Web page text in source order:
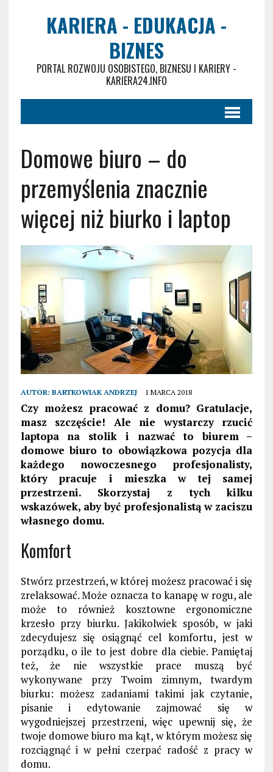
KARIERA - EDUKACJA -
BIZNES
PORTAL ROZWOJU OSOBISTEGO, BIZNESU I KARIERY -
KARIERA24.INFO
Domowe biuro – do
przemyślenia znacznie
więcej niż biurko i laptop
AUTOR: BARTKOWIAK ANDRZEJ 1 MARCA 2018
Czy możesz pracować z domu? Gratulacje,
masz szczęście! Ale nie wystarczy rzucić
laptopa na stolik i nazwać to biurem –
domowe biuro to obowiązkowa pozycja dla
każdego nowoczesnego profesjonalisty,
który pracuje i mieszka w tej samej
przestrzeni. Skorzystaj z tych kilku
wskazówek, aby być profesjonalistą w zaciszu
własnego domu.
Komfort
Stwórz przestrzeń, w której możesz pracować i się
zrelaksować. Może oznacza to kanapę w rogu, ale
może to również kosztowne ergonomiczne
krzesło przy biurku. Jakikolwiek sposób, w jaki
zdecydujesz się osiągnąć cel komfortu, jest w
porządku, o ile to jest dobre dla ciebie. Pamiętaj
też, że nie wszystkie prace muszą być
wykonywane przy Twoim zimnym, twardym
biurku: możesz zadaniami takimi jak czytanie,
pisanie i edytowanie zajmować się w
wygodniejszej przestrzeni, więc upewnij się, że
twoje domowe biuro ma kąt, w którym możesz się
rozciągnąć i w pełni czerpać radość z pracy w
domu.